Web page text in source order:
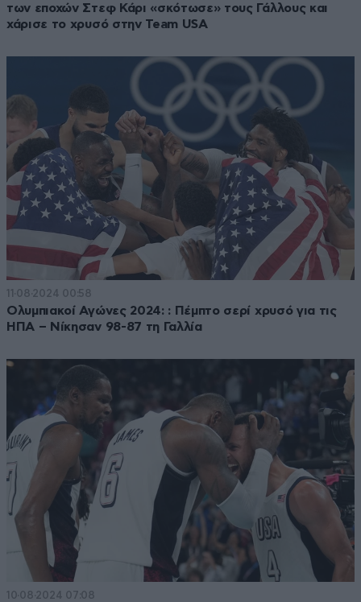
των εποχών Στεφ Κάρι «σκότωσε» τους Γάλλους και
χάρισε το χρυσό στην Team USA
11·08·2024 00:58
Ολυμπιακοί Αγώνες 2024: : Πέμπτο σερί χρυσό για τις
ΗΠΑ – Νίκησαν 98-87 τη Γαλλία
10·08·2024 07:08